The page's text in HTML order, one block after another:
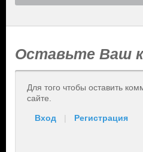
Оставьте Ваш
Для того чтобы оставить
сайте.
Вход | Регистрация